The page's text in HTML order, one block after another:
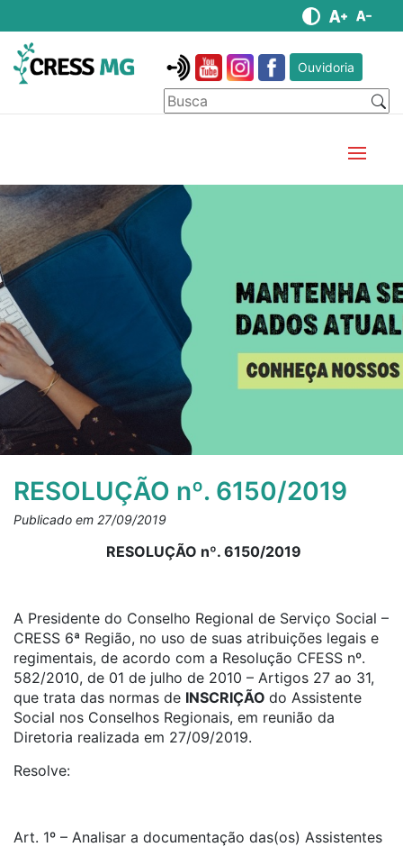
Ouvidoria
RESOLUÇÃO nº. 6150/2019
Publicado em 27/09/2019
RESOLUÇÃO nº. 6150/2019
A Presidente do Conselho Regional de Serviço Social –
CRESS 6ª Região, no uso de suas atribuições legais e
regimentais, de acordo com a Resolução CFESS nº.
582/2010, de 01 de julho de 2010 – Artigos 27 ao 31,
que trata das normas de INSCRIÇÃO do Assistente
Social nos Conselhos Regionais, em reunião da
Diretoria realizada em 27/09/2019.
Resolve:
Art. 1º – Analisar a documentação das(os) Assistentes